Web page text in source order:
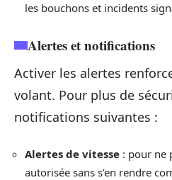
les bouchons et incidents
Alertes et notifications
Activer les alertes
volant. Pour plus de
notifications suivantes :
Alertes de vitesse : pour ne
autorisée sans s’en rendre